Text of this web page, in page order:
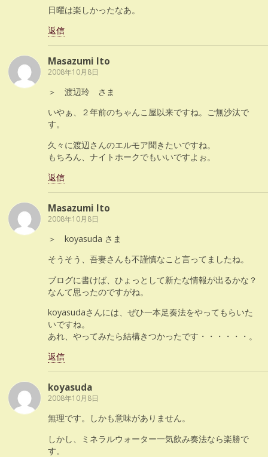
日曜は楽しかったなあ。
返信
Masazumi Ito
2008年10月8日
＞ 渡辺玲 さま
いやぁ、２年前のちゃんこ屋以来ですね。ご無沙汰で
す。
久々に渡辺さんのエルモア聞きたいですね。
もちろん、ナイトホークでもいいですよぉ。
返信
Masazumi Ito
2008年10月8日
＞ koyasuda さま
そうそう、吾妻さんも不謹慎なこと言ってましたね。
ブログに書けば、ひょっとして新たな情報が出るかな？
なんて思ったのですがね。
koyasudaさんには、ぜひ一本足奏法をやってもらいた
いですね。
あれ、やってみたら結構きつかったです・・・・・・。
返信
koyasuda
2008年10月8日
無理です。しかも意味がありません。
しかし、ミネラルウォーター一気飲み奏法なら楽勝で
す。